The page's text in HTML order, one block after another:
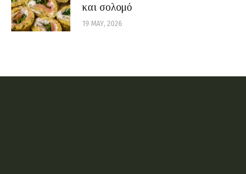
και σολομό
19 MAY, 2026